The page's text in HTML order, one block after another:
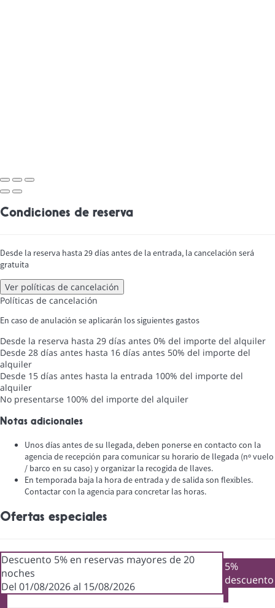
Condiciones de reserva
Desde la reserva hasta 29 días antes de la entrada, la cancelación será
gratuita
Ver políticas de cancelación
Políticas de cancelación
En caso de anulación se aplicarán los siguientes gastos
Desde la reserva hasta 29 días antes 0% del importe del alquiler
Desde 28 días antes hasta 16 días antes 50% del importe del
alquiler
Desde 15 días antes hasta la entrada 100% del importe del
alquiler
No presentarse 100% del importe del alquiler
Notas adicionales
Unos días antes de su llegada, deben ponerse en contacto con la
agencia de recepción para comunicar su horario de llegada (nº vuelo
/ barco en su caso) y organizar la recogida de llaves.
En temporada baja la hora de entrada y de salida son flexibles.
Contactar con la agencia para concretar las horas.
Ofertas especiales
Descuento 5% en reservas mayores de 20
noches
Del 01/08/2026 al 15/08/2026
5%
descuento